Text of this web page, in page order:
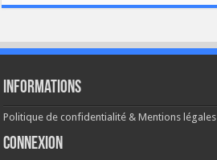
Informations
Politique de confidentialité & Mentions légales
Connexion